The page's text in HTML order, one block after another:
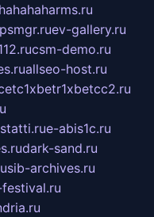
hahahaharms.ru
ev-gallery.ru
csm-demo.ru
allseo-host.ru
e-abis1c.ru
dark-sand.ru
sib-archives.ru